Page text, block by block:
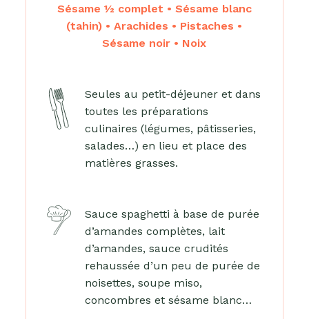
Sésame ½ complet • Sésame blanc
(tahin) • Arachides • Pistaches •
Sésame noir • Noix
Seules au petit-déjeuner et dans
toutes les préparations
culinaires (légumes, pâtisseries,
salades…) en lieu et place des
matières grasses.
Sauce spaghetti à base de purée
d’amandes complètes, lait
d’amandes, sauce crudités
rehaussée d’un peu de purée de
noisettes, soupe miso,
concombres et sésame blanc…